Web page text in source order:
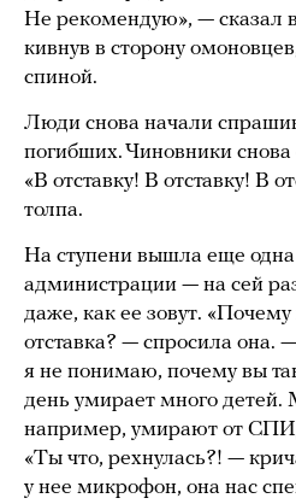
Не рекомендую», — сказал
кивнув в сторону
спиной.
Люди снова начали
погибших. Чиновники снова
«В отставку! В отставку! В
толпа.
На ступени вышла еще одна
администрации — на сей
даже, как ее зовут.
отставка? — спросила она.
я не понимаю, почему вы
день умирает много детей.
например, умирают от
«Ты что, рехнулась?! —
у нее микрофон, она нас